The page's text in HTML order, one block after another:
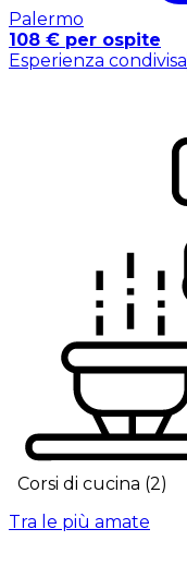
Palermo
108 € per ospite
Esperienza condivisa
Corsi di cucina (2)
Tra le più amate